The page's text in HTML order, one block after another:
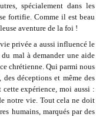
spécialement dans les
fortifie. Comme il est beau
aventure de la foi !
privée a aussi influencé le
mal à demander une aide
chrétienne. Qui parmi nous
des déceptions et même des
expérience, moi aussi :
notre vie. Tout cela ne doit
humains, marqués par des